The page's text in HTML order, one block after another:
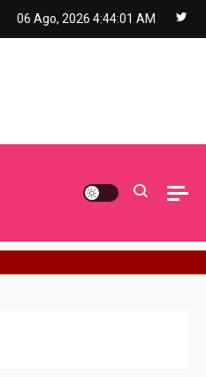
06 Ago, 2026 4:44:01 AM